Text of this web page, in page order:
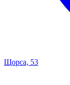
Щорса, 53